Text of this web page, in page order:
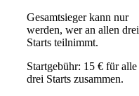
Gesamtsieger kann nur
werden, wer an allen drei
Starts teilnimmt.
Startgebühr: 15 € für alle
drei Starts zusammen.